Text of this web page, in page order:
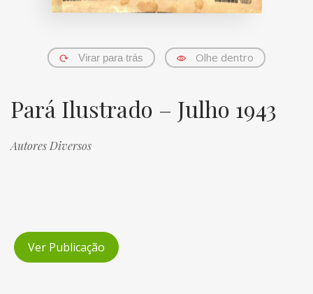
Virar para trás Olhe dentro
Pará Ilustrado – Julho 1943
Autores Diversos
Ver Publicação